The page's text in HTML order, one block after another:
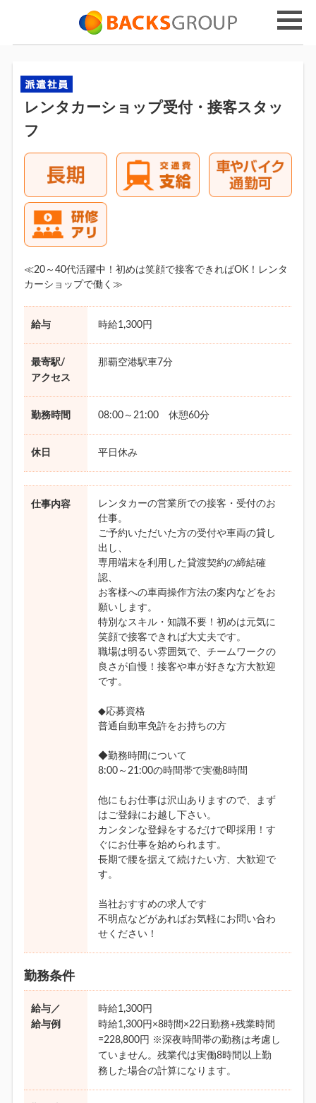
レンタカーショップ受付・接客スタッ
フ
≪20～40代活躍中！初めは笑顔で接客できればOK！レンタ
カーショップで働く≫
給与 時給1,300円
最寄駅/
アクセス
那覇空港駅車7分
勤務時間 08:00～21:00 休憩60分
休日 平日休み
仕事内容
レンタカーの営業所での接客・受付のお
仕事。
ご予約いただいた方の受付や車両の貸し
出し、
専用端末を利用した貸渡契約の締結確
認、
お客様への車両操作方法の案内などをお
願いします。
特別なスキル・知識不要！初めは元気に
笑顔で接客できれば大丈夫です。
職場は明るい雰囲気で、チームワークの
良さが自慢！接客や車が好きな方大歓迎
です。
◆応募資格
普通自動車免許をお持ちの方
◆勤務時間について
8:00～21:00の時間帯で実働8時間
他にもお仕事は沢山ありますので、まず
はご登録にお越し下さい。
カンタンな登録をするだけで即採用！す
ぐにお仕事を始められます。
長期で腰を据えて続けたい方、大歓迎で
す。
当社おすすめの求人です
不明点などがあればお気軽にお問い合わ
せください！
勤務条件
給与／
給与例
時給1,300円
時給1,300円×8時間×22日勤務+残業時間
=228,800円 ※深夜時間帯の勤務は考慮し
ていません。残業代は実働8時間以上勤
務した場合の計算になります。